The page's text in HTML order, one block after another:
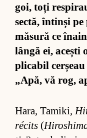
goi, toți
sec­tă, în­tinși
mă­sură ce
lângă ei, acești
pli­ca­bil
„A­pă, vă rog,
Ha­ra, Ta­mi­ki,
récits (